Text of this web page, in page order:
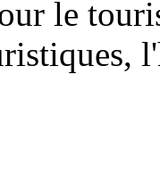
le